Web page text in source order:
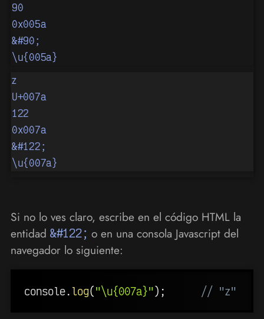
90
0x005a
&#90;
\u{005a}
z
U+007a
122
0x007a
&#122;
\u{007a}
Si no lo ves claro, escribe en el código HTML la
entidad &#122; o en una consola Javascript del
navegador lo siguiente:
console. log("\u{007a}") ; // "z"